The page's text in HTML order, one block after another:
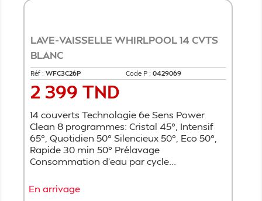
LAVE-VAISSELLE WHIRLPOOL 14 CVTS
BLANC
Réf : WFC3C26P Code P : 0429069
Prix
2 399 TND
14 couverts Technologie 6e Sens Power
Clean 8 programmes: Cristal 45°, Intensif
65°, Quotidien 50° Silencieux 50°, Eco 50°,
Rapide 30 min 50° Prélavage
Consommation d'eau par cycle...
En arrivage